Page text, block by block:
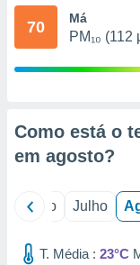
estudos
70 Má
PM₁₀ (112
Como está o
em agosto?
Junho Julho
T. Média : 23°C